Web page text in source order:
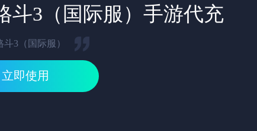
斗3（国际服）手游代充
斗3（国际服）
立即使用